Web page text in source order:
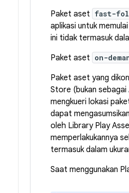
Paket aset fast-
aplikasi untuk
ini tidak termasuk
Paket aset on-
Paket aset yang
Store (bukan sebagai
mengkueri lokasi
dapat
oleh Library Play
memperlakukannya
termasuk dalam
Saat menggunakan